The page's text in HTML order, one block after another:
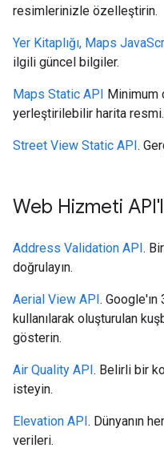
resimlerinizle özelleştirin.
Yer Kitaplığı, Maps
ilgili güncel bilgiler.
Maps Static API Minimum
yerleştirilebilir harita resmi.
Street View Static API.
Web Hizmeti
Address Validation API.
doğrulayın.
Aerial View API.
kullanılarak oluşturulan
gösterin.
Air Quality API. Belirli bir
isteyin.
Elevation API. Dünyanın
verileri.